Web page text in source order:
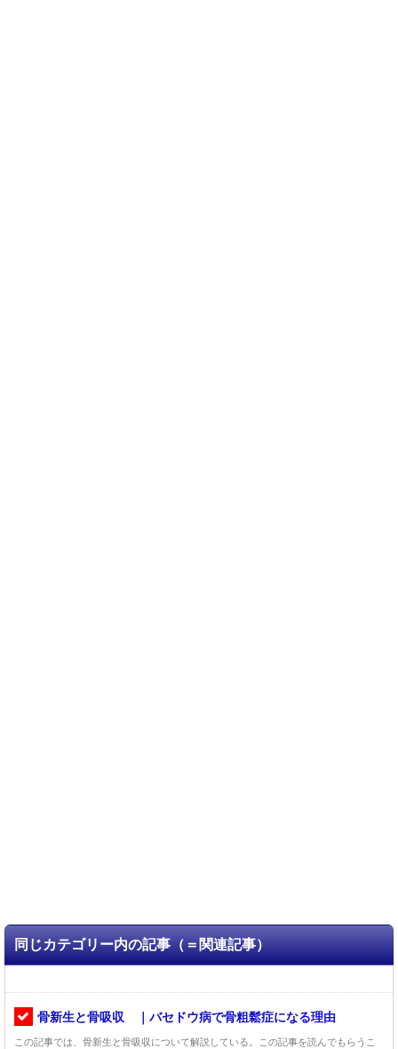
同じカテゴリー内の記事（＝関連記事）
骨新生と骨吸収 ｜バセドウ病で骨粗鬆症になる理由
この記事では、骨新生と骨吸収について解説している。この記事を読んでもらうこ